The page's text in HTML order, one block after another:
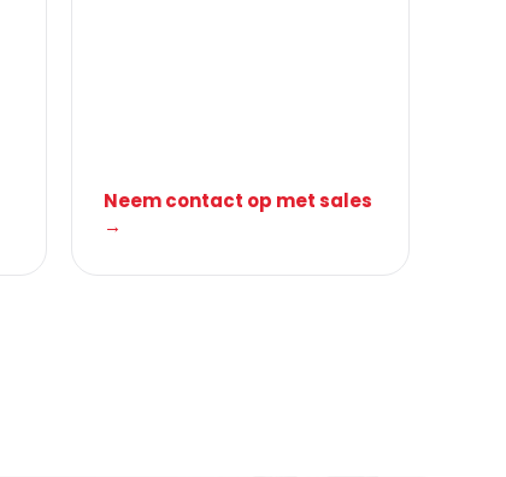
Neem contact op met sales
→